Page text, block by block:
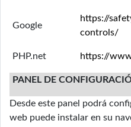
Google
https://
controls/
PHP.net https://
PANEL DE
Desde este panel podrá
web puede instalar en su